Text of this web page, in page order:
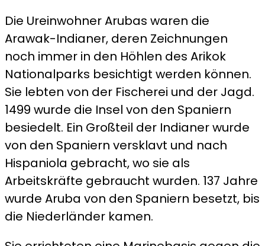
Die Ureinwohner Arubas waren die
Arawak-Indianer, deren Zeichnungen
noch immer in den Höhlen des Arikok
Nationalparks besichtigt werden können.
Sie lebten von der Fischerei und der Jagd.
1499 wurde die Insel von den Spaniern
besiedelt. Ein Großteil der Indianer wurde
von den Spaniern versklavt und nach
Hispaniola gebracht, wo sie als
Arbeitskräfte gebraucht wurden. 137 Jahre
wurde Aruba von den Spaniern besetzt, bis
die Niederländer kamen.